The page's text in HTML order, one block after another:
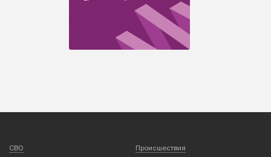
СВО
Происшествия